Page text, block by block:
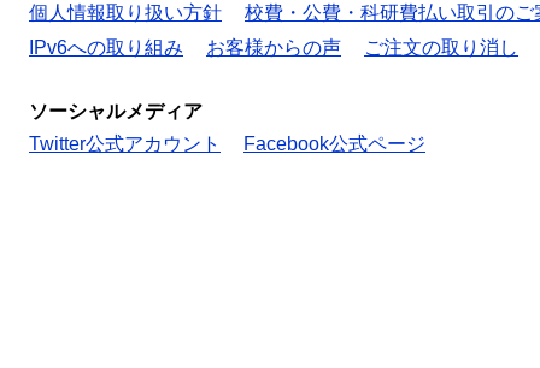
個人情報取り扱い方針
校費・公費・科研費払い取引のご
IPv6への取り組み
お客様からの声 ご注文の取り消し
ソーシャルメディア
Twitter公式アカウント
Facebook公式ページ